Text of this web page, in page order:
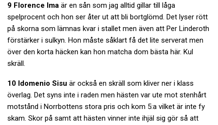
9 Florence Ima är en sån som jag alltid gillar till låga
spelprocent och hon ser åter ut att bli bortglömd. Det lyser rött
på skorna som lämnas kvar i stallet men även att Per Linderoth
förstärker i sulkyn. Hon måste såklart få det lite serverat men
över den korta häcken kan hon matcha dom bästa här. Kul
skräll.
10 Idomenio Sisu är också en skräll som kliver ner i klass
överlag. Det syns inte i raden men hästen var ute mot stenhårt
motstånd i Norrbottens stora pris och kom 5:a vilket är inte fy
skam. Skor på samt att hästen vinner inte ihjäl sig gör så att